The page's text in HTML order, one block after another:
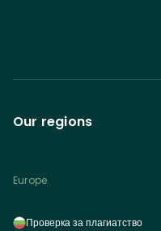
Our regions
Europe
Проверка за плагиатство